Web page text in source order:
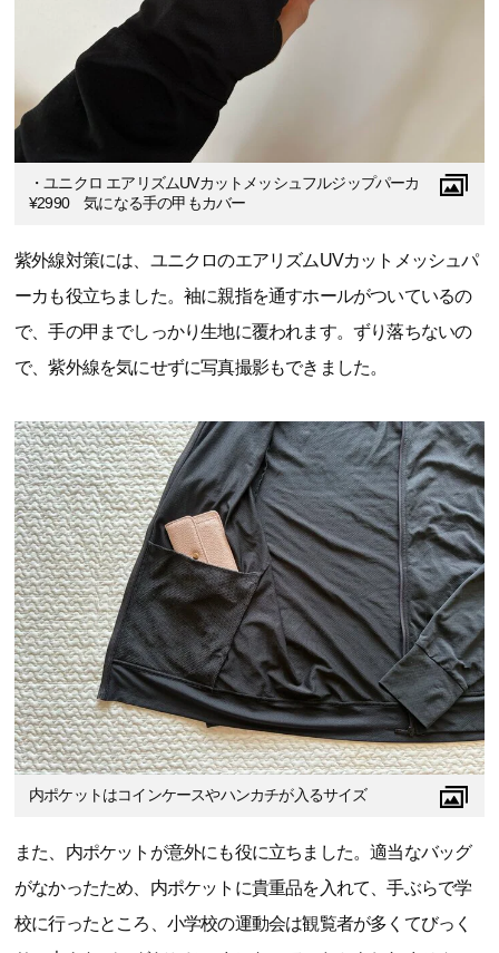
・ユニクロ エアリズムUVカットメッシュフルジップパーカ
¥2990 気になる手の甲もカバー
紫外線対策には、ユニクロのエアリズムUVカットメッシュパ
ーカも役立ちました。袖に親指を通すホールがついているの
で、手の甲までしっかり生地に覆われます。ずり落ちないの
で、紫外線を気にせずに写真撮影もできました。
内ポケットはコインケースやハンカチが入るサイズ
また、内ポケットが意外にも役に立ちました。適当なバッグ
がなかったため、内ポケットに貴重品を入れて、手ぶらで学
校に行ったところ、小学校の運動会は観覧者が多くてびっく